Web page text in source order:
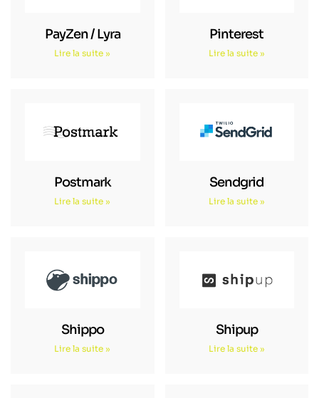
PayZen / Lyra
Lire la suite »
Pinterest
Lire la suite »
Postmark
Lire la suite »
Sendgrid
Lire la suite »
Shippo
Lire la suite »
Shipup
Lire la suite »